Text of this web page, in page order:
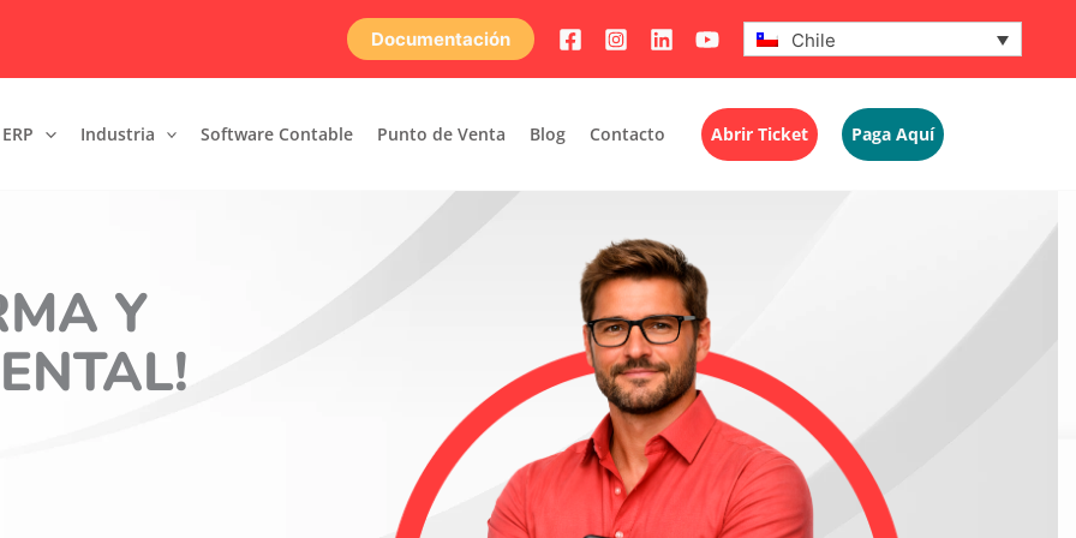
Documentación Chile
Industria Software Contable Punto de Venta Blog Contacto Abrir Ticket Paga Aquí
solución